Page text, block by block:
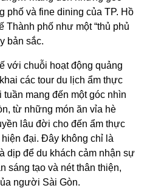
phố và fine dining của TP. Hồ
Thành phố như một “thủ phủ
bản sắc.
với chuỗi hoạt động quảng
các tour du lịch ẩm thực
mang đến một góc nhìn
từ những món ăn vỉa hè
lâu đời cho đến ẩm thực
đại. Đây không chỉ là
dịp để du khách cảm nhận sự
sáng tạo và nét thân thiện,
người Sài Gòn.